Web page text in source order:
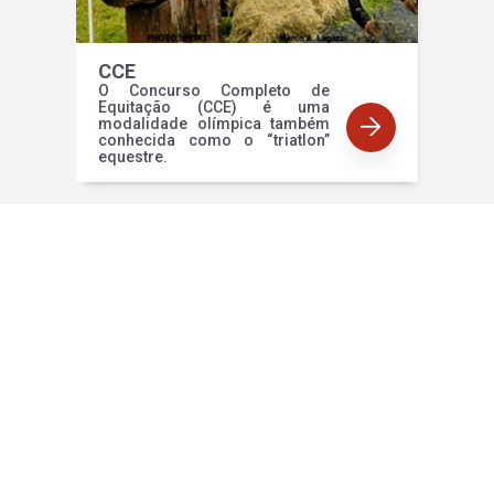
CCE
O Concurso Completo de
Equitação (CCE) é uma
modalidade olímpica também
conhecida como o “triatlon”
equestre.